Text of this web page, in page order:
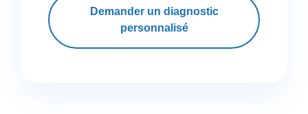
Demander un diagnostic
personnalisé